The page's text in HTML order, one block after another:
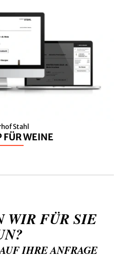
Stahl
FÜR WEINE
WIR FÜR SIE
IHRE ANFRAGE